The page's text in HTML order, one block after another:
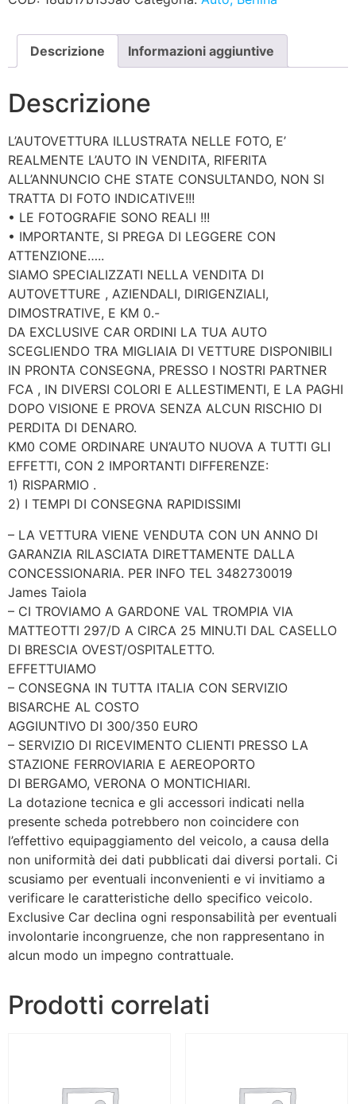
Descrizione Informazioni aggiuntive
Descrizione
L’AUTOVETTURA ILLUSTRATA NELLE FOTO, E’
REALMENTE L’AUTO IN VENDITA, RIFERITA
ALL’ANNUNCIO CHE STATE CONSULTANDO, NON SI
TRATTA DI FOTO INDICATIVE!!!
• LE FOTOGRAFIE SONO REALI !!!
• IMPORTANTE, SI PREGA DI LEGGERE CON
ATTENZIONE…..
SIAMO SPECIALIZZATI NELLA VENDITA DI
AUTOVETTURE , AZIENDALI, DIRIGENZIALI,
DIMOSTRATIVE, E KM 0.-
DA EXCLUSIVE CAR ORDINI LA TUA AUTO
SCEGLIENDO TRA MIGLIAIA DI VETTURE DISPONIBILI
IN PRONTA CONSEGNA, PRESSO I NOSTRI PARTNER
FCA , IN DIVERSI COLORI E ALLESTIMENTI, E LA PAGHI
DOPO VISIONE E PROVA SENZA ALCUN RISCHIO DI
PERDITA DI DENARO.
KM0 COME ORDINARE UN’AUTO NUOVA A TUTTI GLI
EFFETTI, CON 2 IMPORTANTI DIFFERENZE:
1) RISPARMIO .
2) I TEMPI DI CONSEGNA RAPIDISSIMI
– LA VETTURA VIENE VENDUTA CON UN ANNO DI
GARANZIA RILASCIATA DIRETTAMENTE DALLA
CONCESSIONARIA. PER INFO TEL 3482730019
James Taiola
– CI TROVIAMO A GARDONE VAL TROMPIA VIA
MATTEOTTI 297/D A CIRCA 25 MINU.TI DAL CASELLO
DI BRESCIA OVEST/OSPITALETTO.
EFFETTUIAMO
– CONSEGNA IN TUTTA ITALIA CON SERVIZIO
BISARCHE AL COSTO
AGGIUNTIVO DI 300/350 EURO
– SERVIZIO DI RICEVIMENTO CLIENTI PRESSO LA
STAZIONE FERROVIARIA E AEREOPORTO
DI BERGAMO, VERONA O MONTICHIARI.
La dotazione tecnica e gli accessori indicati nella
presente scheda potrebbero non coincidere con
l’effettivo equipaggiamento del veicolo, a causa della
non uniformità dei dati pubblicati dai diversi portali. Ci
scusiamo per eventuali inconvenienti e vi invitiamo a
verificare le caratteristiche dello specifico veicolo.
Exclusive Car declina ogni responsabilità per eventuali
involontarie incongruenze, che non rappresentano in
alcun modo un impegno contrattuale.
Prodotti correlati